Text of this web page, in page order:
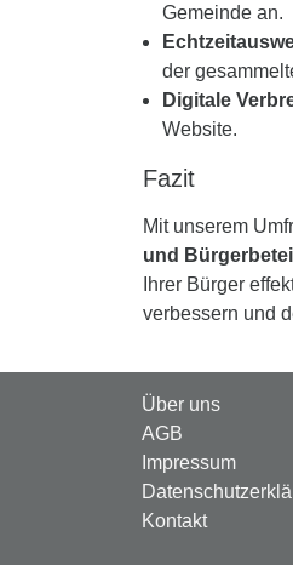
Gemeinde an.
der
Digitale
Website.
Fazit
Mit unserem
und
Ihrer Bürger
verbessern und
Über uns
AGB
Impressum
Kontakt